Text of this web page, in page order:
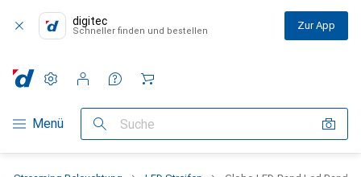
digitec
Schneller finden und bestellen Zur App
Navigation nach Kategorien
Menü Suche
Einstellungen
Kundenkonto
Vergleichslisten
Merklisten
Warenkorb